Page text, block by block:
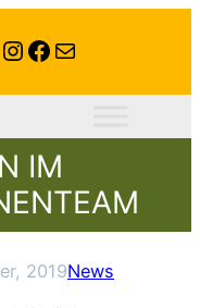
Instagram
Facebook
E-Mail
IM
2019News